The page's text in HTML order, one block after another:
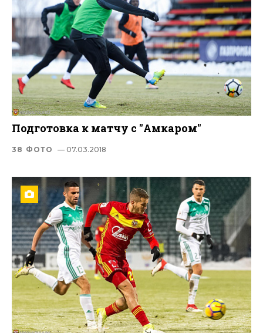
Подготовка к матчу с "Амкаром"
38 ФОТО — 07.03.2018